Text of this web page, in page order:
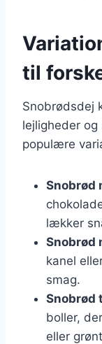
til
Snobrødsdej
lejligheder
populære
Snobrød
lækker
Snobrød
kanel
smag.
Snobrød
boller,
eller